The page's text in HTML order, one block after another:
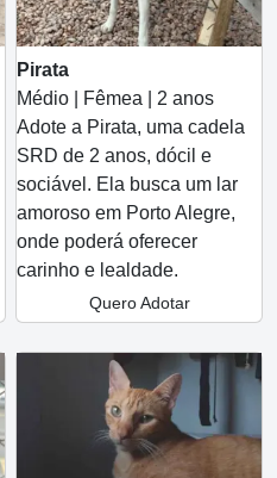
Pirata
Médio | Fêmea | 2 anos
Adote a Pirata, uma cadela
SRD de 2 anos, dócil e
sociável. Ela busca um lar
amoroso em Porto Alegre,
onde poderá oferecer
carinho e lealdade.
Quero Adotar